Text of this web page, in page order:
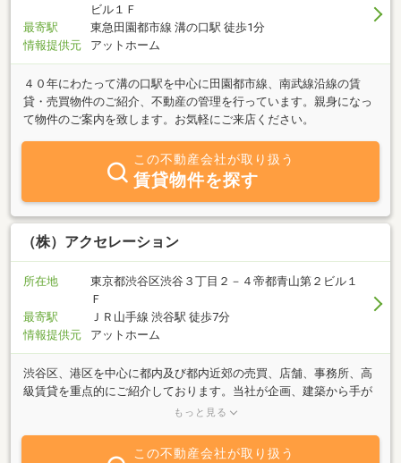
ビル１Ｆ
最寄駅
東急田園都市線 溝の口駅 徒歩1分
情報提供元
アットホーム
４０年にわたって溝の口駅を中心に田園都市線、南武線沿線の賃
貸・売買物件のご紹介、不動産の管理を行っています。親身になっ
て物件のご案内を致します。お気軽にご来店ください。
この不動産会社が取り扱う
賃貸物件を探す
（株）アクセレーション
所在地
東京都渋谷区渋谷３丁目２－４帝都青山第２ビル１
Ｆ
最寄駅
ＪＲ山手線 渋谷駅 徒歩7分
情報提供元
アットホーム
渋谷区、港区を中心に都内及び都内近郊の売買、店舗、事務所、高
級賃貸を重点的にご紹介しております。当社が企画、建築から手が
けた集合店舗等のオリジナル特選物件も取り扱っております。お客
手伝いさせて頂きますので、お気軽にご相談、お問い合せ下さい。
もっと見る
この不動産会社が取り扱う